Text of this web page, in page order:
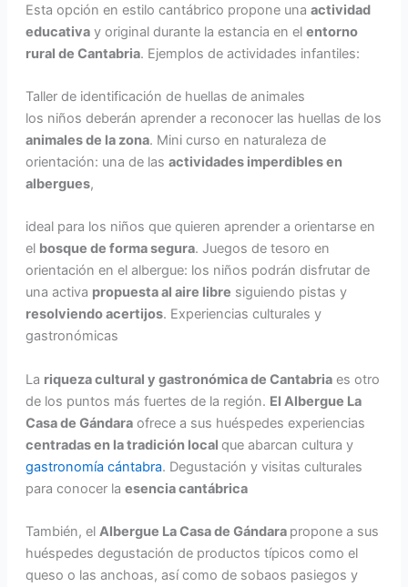
Esta opción en estilo cantábrico propone una actividad
educativay original durante la estancia en el entorno
rural de Cantabria. Ejemplos de actividades infantiles:
Taller de identificación de huellas de animales
los niños deberán aprender a reconocer las huellas de los
animales de la zona. Mini curso en naturaleza de
orientación: una de las actividades imperdibles en
albergues,
ideal para los niños que quieren aprender a orientarse en
el bosque de forma segura. Juegos de tesoro en
orientación en el albergue: los niños podrán disfrutar de
una activa propuesta al aire libre siguiendo pistas y
resolviendo acertijos. Experiencias culturales y
gastronómicas
La riqueza cultural y gastronómica de Cantabriaes otro
de los puntos más fuertes de la región. El Albergue La
Casa de Gándaraofrece a sus huéspedes experiencias
centradas en la tradición local que abarcan cultura y
gastronomía cántabra. Degustación y visitas culturales
para conocer la esencia cantábrica
También, el Albergue La Casa de Gándara propone a sus
huéspedes degustación de productos típicos como el
queso o las anchoas, así como de sobaos pasiegos y